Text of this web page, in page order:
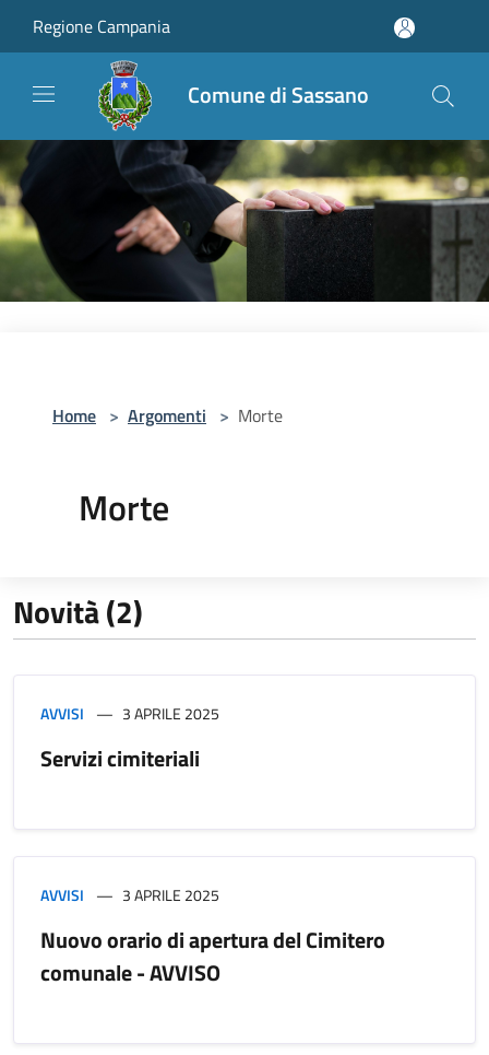
Regione Campania
Comune di Sassano
Home > Argomenti > Morte
Morte
Novità (2)
AVVISI 3 APRILE 2025
Servizi cimiteriali
AVVISI 3 APRILE 2025
Nuovo orario di apertura del Cimitero
comunale - AVVISO